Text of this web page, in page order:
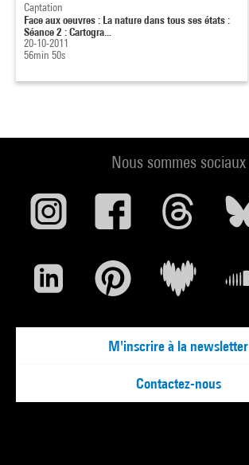
Captation
Face aux oeuvres : La nature dans tous ses états :
Séance 2 : Cartogra...
20-10-2011
56min 50s
Nous sommes sociaux
M'inscrire à la newsletter
Contactez-nous